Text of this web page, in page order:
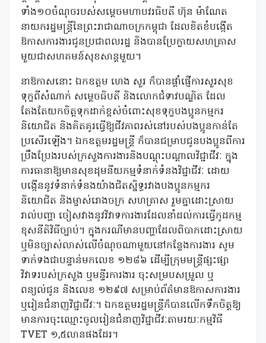
ទាំង១០ចំណុចរបស់សម្ដេចមហាបវរធិបតី ហ៊ុន ម៉ាណែត
នាយករដ្ឋមន្ត្រីនៃព្រះរាជាណាចក្រកម្ពុជា ដែលខិតខំបង្កើត
ឱកាសការងារជូនប្រជាពលរដ្ឋ និងបានប្រែក្លាយសហគ្រាស
មួយជាសហគមន៍សុខសាន្តមួយ។
នាឱកាសនោះ ឯកឧត្តម ហេង សួរ ក៏បានផ្តាំផ្ញើការសួរសុខ
ទុក្ខពីសំណាក់ សម្តេចធិបតី និងលោកជំទាវបណ្ឌិត ដែល
តែងតែយកចិត្តទុកដាក់ខ្ពស់ចំពោះសុខទុក្ខបងប្អូនកម្មករ
និយោជិត និងគិតគូរធ្វើឱ្យជីវភាពរស់នៅរបស់បងប្អូនកាន់តែ
ប្រសើរឡើង។ ឯកឧត្តមរដ្ឋមន្រ្តី ក៏បានជម្រាបជូនបងប្អូនពីការ
ប្រឹងប្រែងរបស់ក្រសួងការងារនិងបណ្តុះបណ្តាលវិជ្ជាជីវៈ ក្នុង
ការធានាឱ្យមានសុខដុមនីយកម្មទំនាក់ទំនងវិជ្ជាជីវៈ ដោយ
បង្កើននូវទំនាក់ទំនងយ៉ាងជិតស្និទ្ធរវាងបងប្អូនកម្មករ
និយោជិត និងម្ចាស់រោងចក្រ សហគ្រាស រួមគ្នាដោះស្រាយ
រាល់បញ្ហា ចៀសវាងនូវវិវាទការងារដែលនាំដល់ការធ្វើកូដកម្ម
ខុសនីតិវិធីច្បាប់។ ក្នុងករណីមានបញ្ហាដែលពិបាកដោះស្រាយ
ឬមិនច្បាស់លាស់លើចំណុចណាមួយនៅកន្លែងការងារ សូម
ទាក់ទងជាបន្ទាន់មកលេខ ១២៨៦ ដើម្បីក្រុមមន្រ្តីផ្សះផ្សា
វិវាទរបស់ក្រសួង ឬមន្ទីរការងារ ចុះសម្របសម្រួល ឬ
ពន្យល់ជូន និងលេខ ១២៩៧ សម្រាប់ព័ត៌មានឱកាសការងារ
ឬរៀនជំនាញវិជ្ជាជីវៈ។ ឯកឧត្តមរដ្ឋមន្រ្តីក៏បានលើកទឹកចិត្តឱ្យ
មានការចុះឈ្មោះចូលរៀនជំនាញវិជ្ជាជីវៈតាមរយៈកម្មវិធី
TVET ១,៥លានផងដែរ។